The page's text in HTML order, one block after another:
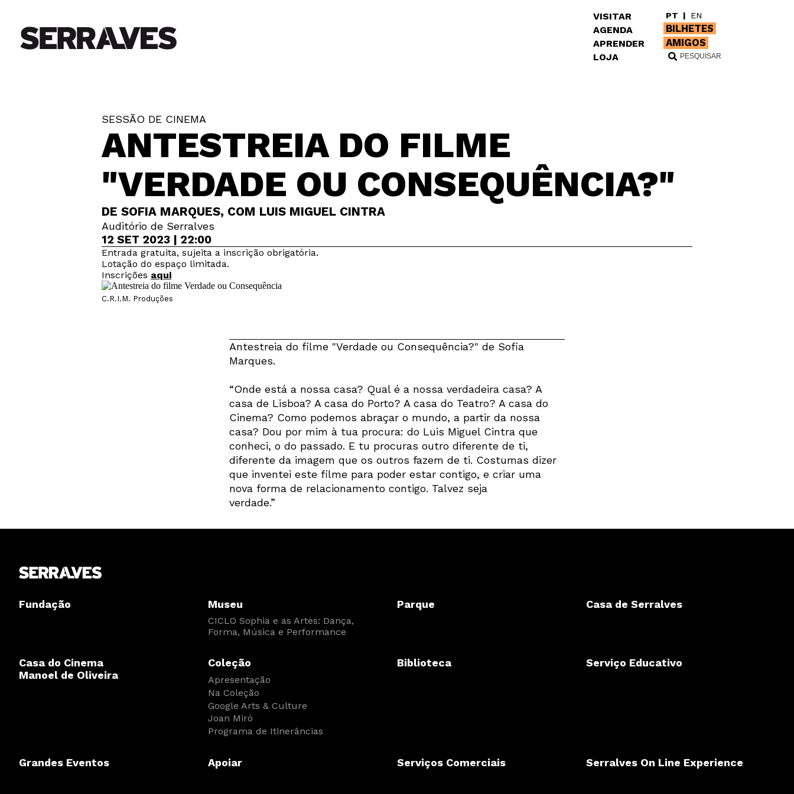
VISITAR
AGENDA
APRENDER
LOJA
PT | EN
BILHETES
AMIGOS
SESSÃO DE CINEMA
ANTESTREIA DO FILME
"VERDADE OU CONSEQUÊNCIA?"
DE SOFIA MARQUES, COM LUIS MIGUEL CINTRA
Auditório de Serralves
12 SET 2023 | 22:00
Entrada gratuita, sujeita a inscrição obrigatória.
Lotação do espaço limitada.
Inscrições aqui
C.R.I.M. Produções
Antestreia do filme "Verdade ou Consequência?" de Sofia
Marques.
“Onde está a nossa casa? Qual é a nossa verdadeira casa? A
casa de Lisboa? A casa do Porto? A casa do Teatro? A casa do
Cinema? Como podemos abraçar o mundo, a partir da nossa
casa? Dou por mim à tua procura: do Luis Miguel Cintra que
conheci, o do passado. E tu procuras outro diferente de ti,
diferente da imagem que os outros fazem de ti. Costumas dizer
que inventei este filme para poder estar contigo, e criar uma
nova forma de relacionamento contigo. Talvez seja
verdade.”
Fundação Museu
CICLO Sophia e as Artes: Dança,
Forma, Música e Performance
Parque Casa de Serralves
Casa do Cinema
Manoel de Oliveira
Coleção
Apresentação
Na Coleção
Google Arts & Culture
Joan Miró
Programa de Itinerâncias
Biblioteca Serviço Educativo
Grandes Eventos Apoiar Serviços Comerciais Serralves On Line Experience
Newsletter